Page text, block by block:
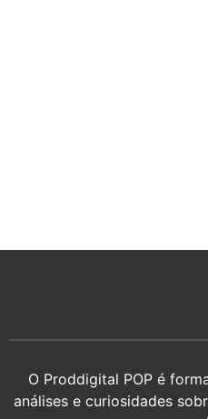
O Proddigital POP é
análises e curiosidades